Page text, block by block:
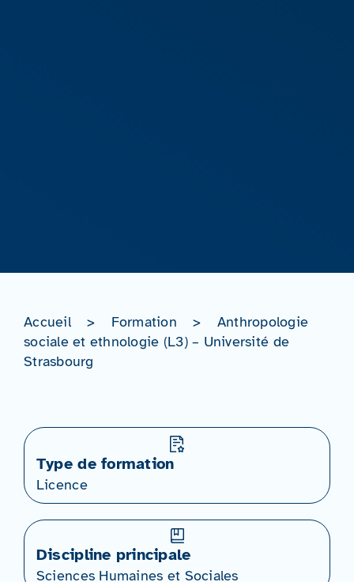
Accueil > Formation >
Anthropologie
sociale et ethnologie (L3) – Université de
Strasbourg
Type de formation
Licence
Discipline principale
Sciences Humaines et Sociales